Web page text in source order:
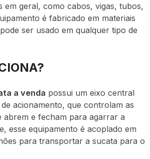
em geral, como cabos, vigas, tubos,
é fabricado em materiais
ser usado em qualquer tipo de
a venda possui um eixo central
acionamento, que controlam as
abrem e fecham para agarrar a
esse equipamento é acoplado em
para transportar a sucata para o